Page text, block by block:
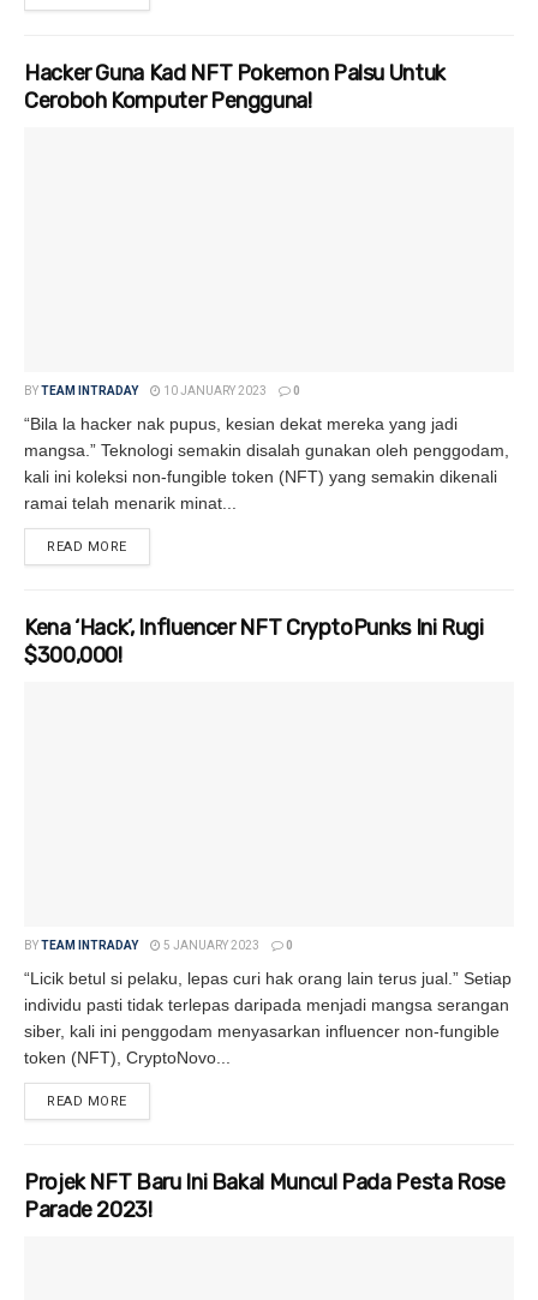
Hacker Guna Kad NFT Pokemon Palsu Untuk
Ceroboh Komputer Pengguna!
BYTEAM INTRADAY 10 JANUARY 2023 0
“Bila la hacker nak pupus, kesian dekat mereka yang jadi
mangsa.” Teknologi semakin disalah gunakan oleh penggodam,
kali ini koleksi non-fungible token (NFT) yang semakin dikenali
ramai telah menarik minat...
READ MORE
Kena ‘Hack’, Influencer NFT CryptoPunks Ini Rugi
$300,000!
BYTEAM INTRADAY 5 JANUARY 2023 0
“Licik betul si pelaku, lepas curi hak orang lain terus jual.” Setiap
individu pasti tidak terlepas daripada menjadi mangsa serangan
siber, kali ini penggodam menyasarkan influencer non-fungible
token (NFT), CryptoNovo...
READ MORE
Projek NFT Baru Ini Bakal Muncul Pada Pesta Rose
Parade 2023!